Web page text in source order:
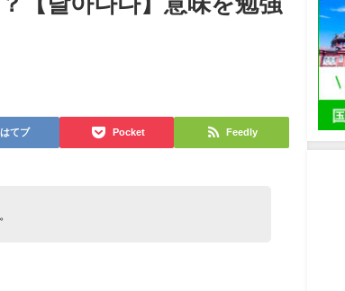
はてブ Pocket Feedly